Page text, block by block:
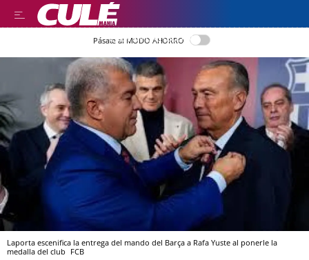
LEER EN CASTELLANO
Pásate al MODO AHORRO
Laporta escenifica la entrega del mando del Barça a Rafa Yuste al ponerle la
medalla del club FCB